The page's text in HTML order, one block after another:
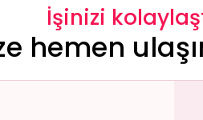
İşinizi
hemen